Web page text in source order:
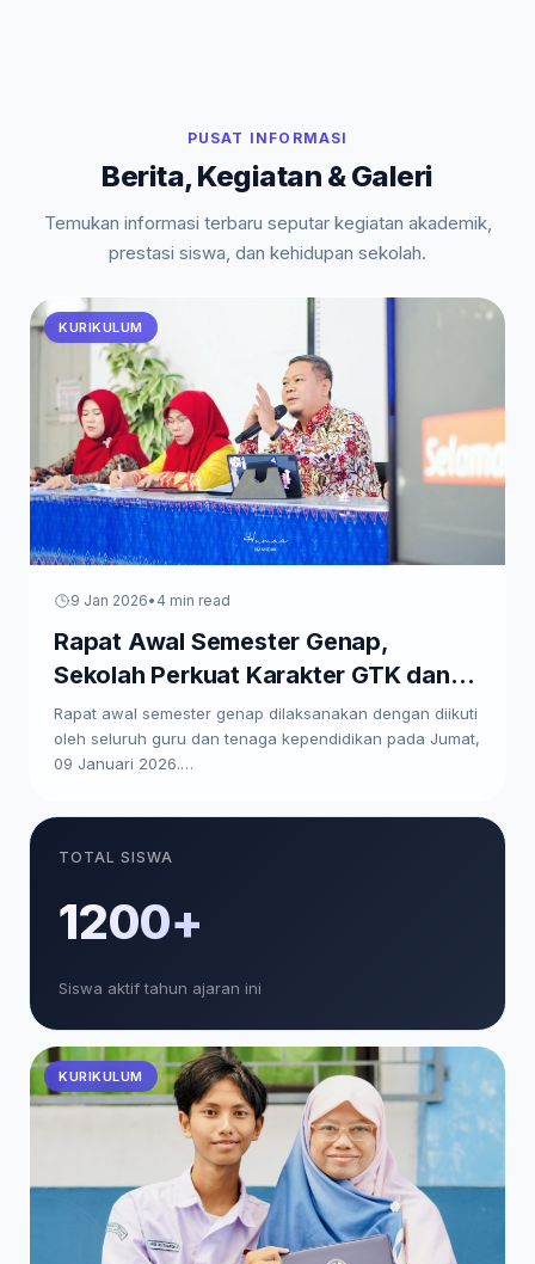
PUSAT INFORMASI
Berita, Kegiatan & Galeri
Temukan informasi terbaru seputar kegiatan akademik,
prestasi siswa, dan kehidupan sekolah.
KURIKULUM
9 Jan 2026• 4 min read
Rapat Awal Semester Genap,
Sekolah Perkuat Karakter GTK dan
Paparkan Program Kerja
Rapat awal semester genap dilaksanakan dengan diikuti
oleh seluruh guru dan tenaga kependidikan pada Jumat,
09 Januari 2026.…
TOTAL SISWA
1200+
Siswa aktif tahun ajaran ini
KURIKULUM